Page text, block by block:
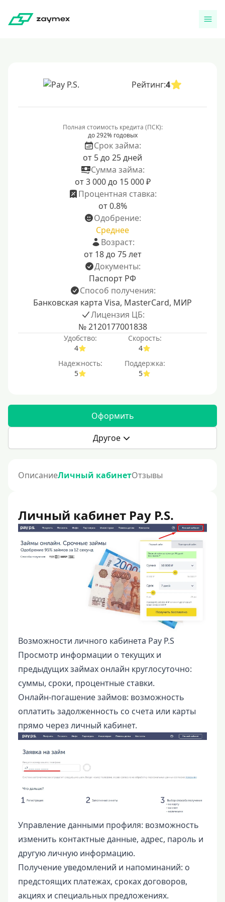
Рейтинг:4
Полная стоимость кредита (ПСК):
до 292% годовых
Срок займа:
от 5 до 25 дней
Сумма займа:
от 3 000 до 15 000 ₽
Процентная ставка:
от 0.8%
Одобрение:
Среднее
Возраст:
от 18 до 75 лет
Документы:
Паспорт РФ
Способ получения:
Банковская карта Visa, MasterCard, МИР
Лицензия ЦБ:
№ 2120177001838
Удобство:
4
Скорость:
4
Надежность:
5
Поддержка:
5
Оформить
Другое
ОписаниеЛичный кабинетОтзывы
Личный кабинет Pay P.S.
Возможности личного кабинета Pay P.S
Просмотр информации о текущих и
предыдущих займах онлайн круглосуточно:
суммы, сроки, процентные ставки.
Онлайн-погашение займов: возможность
оплатить задолженность со счета или карты
прямо через личный кабинет.
Управление данными профиля: возможность
изменить контактные данные, адрес, пароль и
другую личную информацию.
Получение уведомлений и напоминаний: о
предстоящих платежах, сроках договоров,
акциях и специальных предложениях.